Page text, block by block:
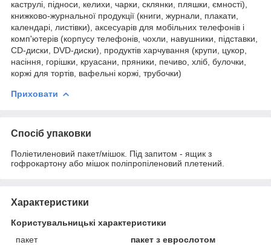
каструлі, підноси, келихи, чарки, склянки, пляшки, ємності),
книжково-журнальної продукції (книги, журнали, плакати,
календарі, листівки), аксесуарів для мобільних телефонів і
комп'ютерів (корпусу телефонів, чохли, навушники, підставки,
CD-диски, DVD-диски), продуктів харчування (крупи, цукор,
насіння, горішки, круасани, пряники, печиво, хліб, булочки,
коржі для тортів, вафельні коржі, трубочки)
Приховати
Спосіб упаковки
Поліетиленовий пакет/мішок. Під запитом - ящик з
гофрокартону або мішок поліпропіленовий плетений.
Характеристики
Користувальницькі характеристики
пакет
пакет з еврослотом